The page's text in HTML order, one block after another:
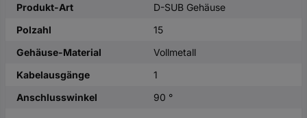
Produkt-Art
D-SUB Gehäuse
Polzahl
15
Gehäuse-Material
Vollmetall
Kabelausgänge
1
Anschlusswinkel
90 °